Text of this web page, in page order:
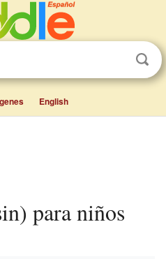
English
para niños